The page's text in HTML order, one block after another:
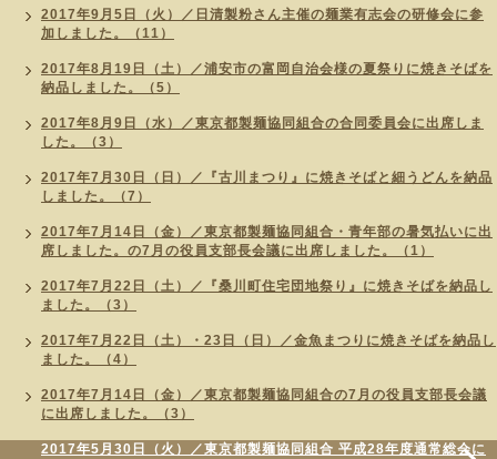
2017年9月5日（火）／日清製粉さん主催の麺業有志会の研修会に参
加しました。（11）
2017年8月19日（土）／浦安市の富岡自治会様の夏祭りに焼きそばを
納品しました。（5）
2017年8月9日（水）／東京都製麺協同組合の合同委員会に出席しま
した。（3）
2017年7月30日（日）／『古川まつり』に焼きそばと細うどんを納品
しました。（7）
2017年7月14日（金）／東京都製麺協同組合・青年部の暑気払いに出
席しました。の7月の役員支部長会議に出席しました。（1）
2017年7月22日（土）／『桑川町住宅団地祭り』に焼きそばを納品し
ました。（3）
2017年7月22日（土）・23日（日）／金魚まつりに焼きそばを納品し
ました。（4）
2017年7月14日（金）／東京都製麺協同組合の7月の役員支部長会議
に出席しました。（3）
2017年5月30日（火）／東京都製麺協同組合 平成28年度通常総会に